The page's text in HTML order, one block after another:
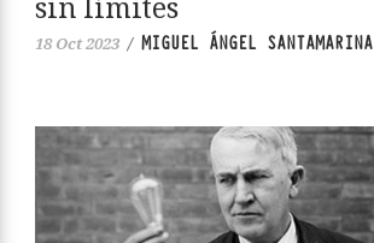
18 Oct 2023 / MIGUEL ÁNGEL SANTAMARINA